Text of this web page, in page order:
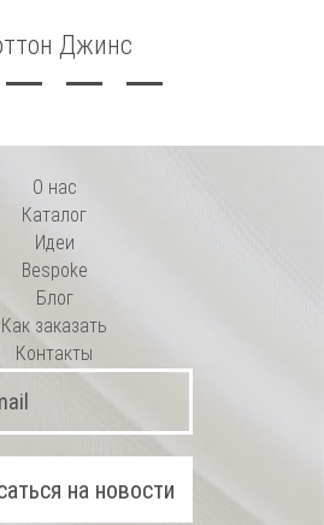
Джинс
О нас
Каталог
Идеи
Bespoke
Блог
Как заказать
Контакты